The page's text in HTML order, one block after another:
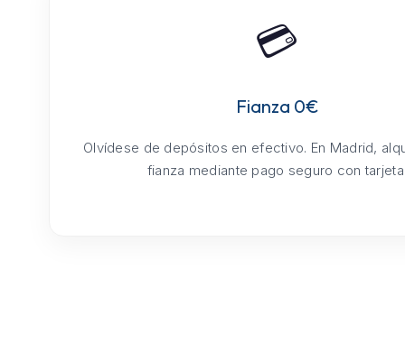
💳
Fianza 0€
Olvídese de depósitos en efectivo. En Madrid,
fianza mediante pago seguro con